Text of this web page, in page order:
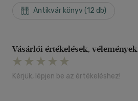
Antikvár könyv (12 db)
Vásárlói értékelések, vélemények
Kérjük, lépjen be az értékeléshez!